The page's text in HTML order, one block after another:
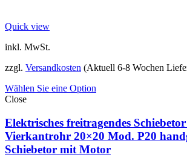
Quick view
inkl. MwSt.
zzgl. Versandkosten (Aktuell 6-8 Wochen
Wählen Sie eine Option
Close
Elektrisches freitragendes
Vierkantrohr 20×20 Mod. P20
Schiebetor mit Motor